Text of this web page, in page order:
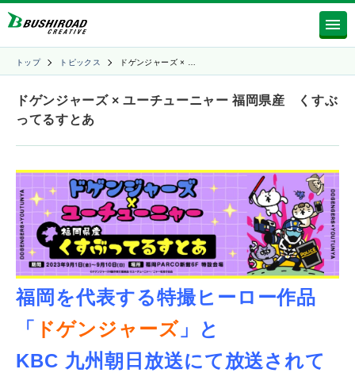
トップ トピックス ドゲンジャーズ × …
ドゲンジャーズ × ユーチューニャー 福岡県産 くすぶ
ってるすとあ
福岡を代表する特撮ヒーロー作品
「
ドゲンジャーズ」と
KBC 九州朝日放送にて放送されて